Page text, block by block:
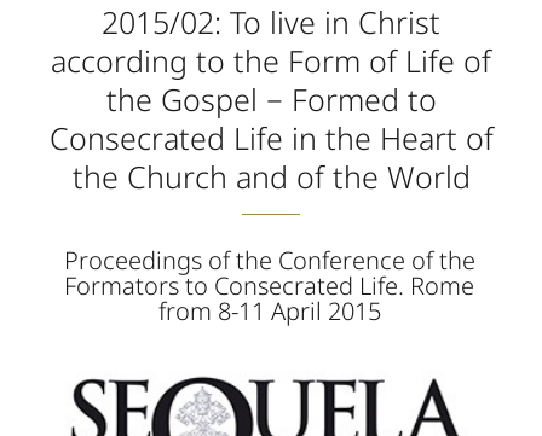
2015/02: To live in Christ
according to the Form of Life of
the Gospel − Formed to
Consecrated Life in the Heart of
the Church and of the World
Proceedings of the Conference of the
Formators to Consecrated Life. Rome
from 8-11 April 2015